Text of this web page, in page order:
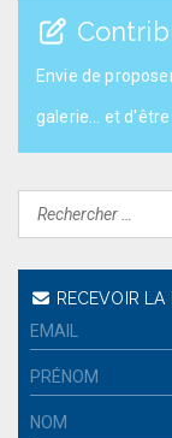
Envie de
galerie... et d'être
RECEVOIR